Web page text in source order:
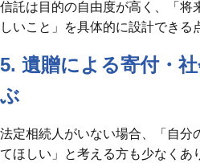
信託は目的の自由度が高く、「将
しいこと」を具体的に設計できる
5. 遺贈による寄付・
ぶ
法定相続人がいない場合、「自分
てほしい」と考える方も少なくあ